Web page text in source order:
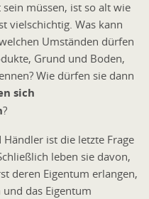
müssen, ist so alt wie
vielschichtig. Was kann
Umständen dürfen
Grund und Boden,
Wie dürfen sie dann
sich
?
ist die letzte Frage
leben sie davon,
deren Eigentum erlangen,
das Eigentum